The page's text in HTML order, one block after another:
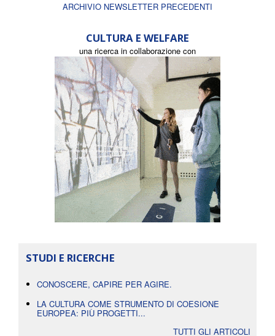
ARCHIVIO NEWSLETTER PRECEDENTI
CULTURA E WELFARE
una ricerca in collaborazione con
STUDI E RICERCHE
CONOSCERE, CAPIRE PER AGIRE.
LA CULTURA COME STRUMENTO DI COESIONE
EUROPEA: PIÙ PROGETTI...
TUTTI GLI ARTICOLI